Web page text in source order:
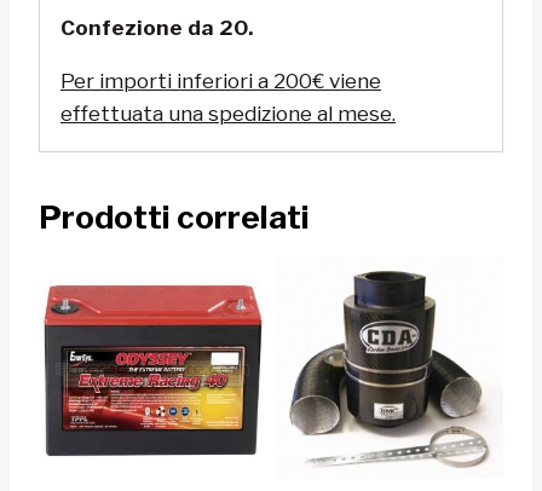
Confezione da 20.
Per importi inferiori a 200€ viene
effettuata una spedizione al mese.
Prodotti correlati